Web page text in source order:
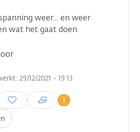
weer… en weer
wat het gaat doen.
29/12/2021 - 19:13
1
een reactie te